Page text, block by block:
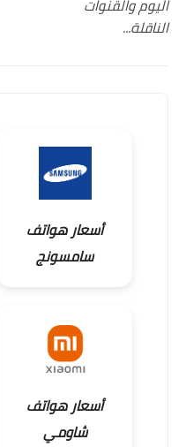
اليوم والقنوات
الناقلة...
أسعار هواتف
سامسونج
أسعار هواتف
شاومي